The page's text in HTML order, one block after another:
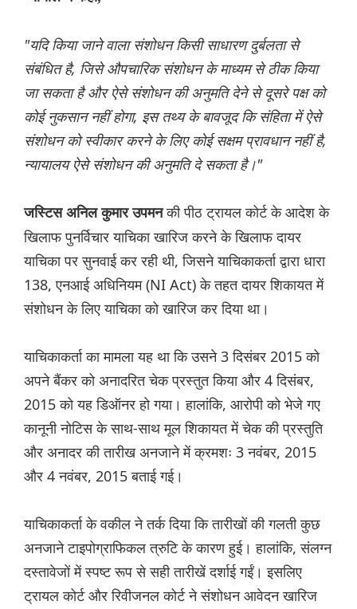
"यदि किया जाने वाला संशोधन किसी साधारण दुर्बलता से
संबंधित है, जिसे औपचारिक संशोधन के माध्यम से ठीक किया
जा सकता है और ऐसे संशोधन की अनुमति देने से दूसरे पक्ष को
कोई नुकसान नहीं होगा, इस तथ्य के बावजूद कि संहिता में ऐसे
संशोधन को स्वीकार करने के लिए कोई सक्षम प्रावधान नहीं है,
न्यायालय ऐसे संशोधन की अनुमति दे सकता है।"
जस्टिस अनिल कुमार उपमनकी पीठ ट्रायल कोर्ट के आदेश के
खिलाफ पुनर्विचार याचिका खारिज करने के खिलाफ दायर
याचिका पर सुनवाई कर रही थी, जिसने याचिकाकर्ता द्वारा धारा
138, एनआई अधिनियम (NI Act) के तहत दायर शिकायत में
संशोधन के लिए याचिका को खारिज कर दिया था।
याचिकाकर्ता का मामला यह था कि उसने 3 दिसंबर 2015 को
अपने बैंकर को अनादरित चेक प्रस्तुत किया और 4 दिसंबर,
2015 को यह डिऑनर हो गया। हालांकि, आरोपी को भेजे गए
कानूनी नोटिस के साथ-साथ मूल शिकायत में चेक की प्रस्तुति
और अनादर की तारीख अनजाने में क्रमशः 3 नवंबर, 2015
और 4 नवंबर, 2015 बताई गई।
याचिकाकर्ता के वकील ने तर्क दिया कि तारीखों की गलती कुछ
अनजाने टाइपोग्राफिकल त्रुटि के कारण हुई। हालांकि, संलग्न
दस्तावेजों में स्पष्ट रूप से सही तारीखें दर्शाई गईं। इसलिए
ट्रायल कोर्ट और रिवीजनल कोर्ट ने संशोधन आवेदन खारिज